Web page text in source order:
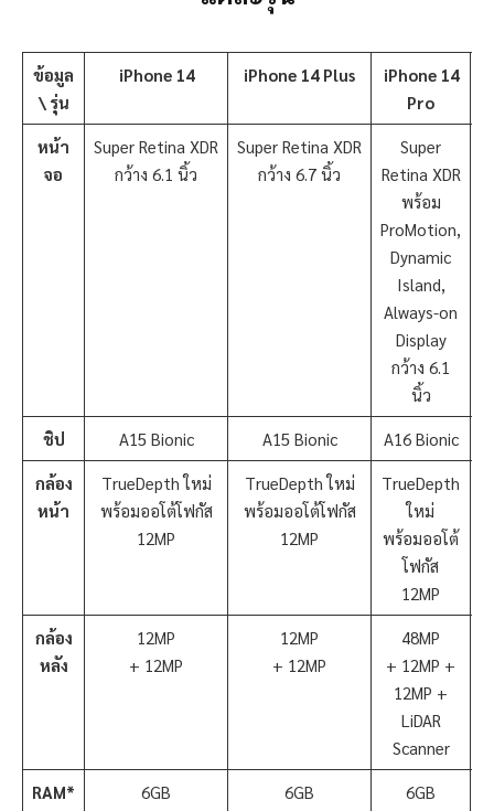
ข้อมูล
\ รุ่น
iPhone 14 iPhone 14 Plus
iPhone 14
Pro
หน้า
จอ
Super Retina XDR
กว้าง 6.1 นิ้ว
Super Retina XDR
กว้าง 6.7 นิ้ว
Super
Retina XDR
พร้อม
ProMotion,
Dynamic
Island,
Always-on
Display
กว้าง 6.1
นิ้ว
ชิป A15 Bionic A15 Bionic A16 Bionic
กล้อง
หน้า
TrueDepth ใหม่
พร้อมออโต้โฟกัส
12MP
TrueDepth ใหม่
พร้อมออโต้โฟกัส
12MP
TrueDepth
ใหม่
พร้อมออโต้
โฟกัส
12MP
กล้อง
หลัง
12MP
+ 12MP
12MP
+ 12MP
48MP
+ 12MP +
12MP +
LiDAR
Scanner
RAM* 6GB 6GB 6GB